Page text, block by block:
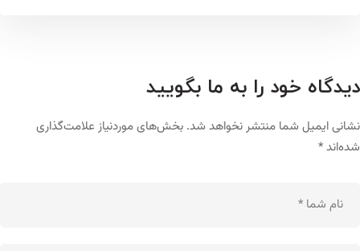
دیدگاه خود را به ما بگویید
نشانی ایمیل شما منتشر نخواهد شد. بخش‌های موردنیاز علامت‌گذاری
شده‌اند*